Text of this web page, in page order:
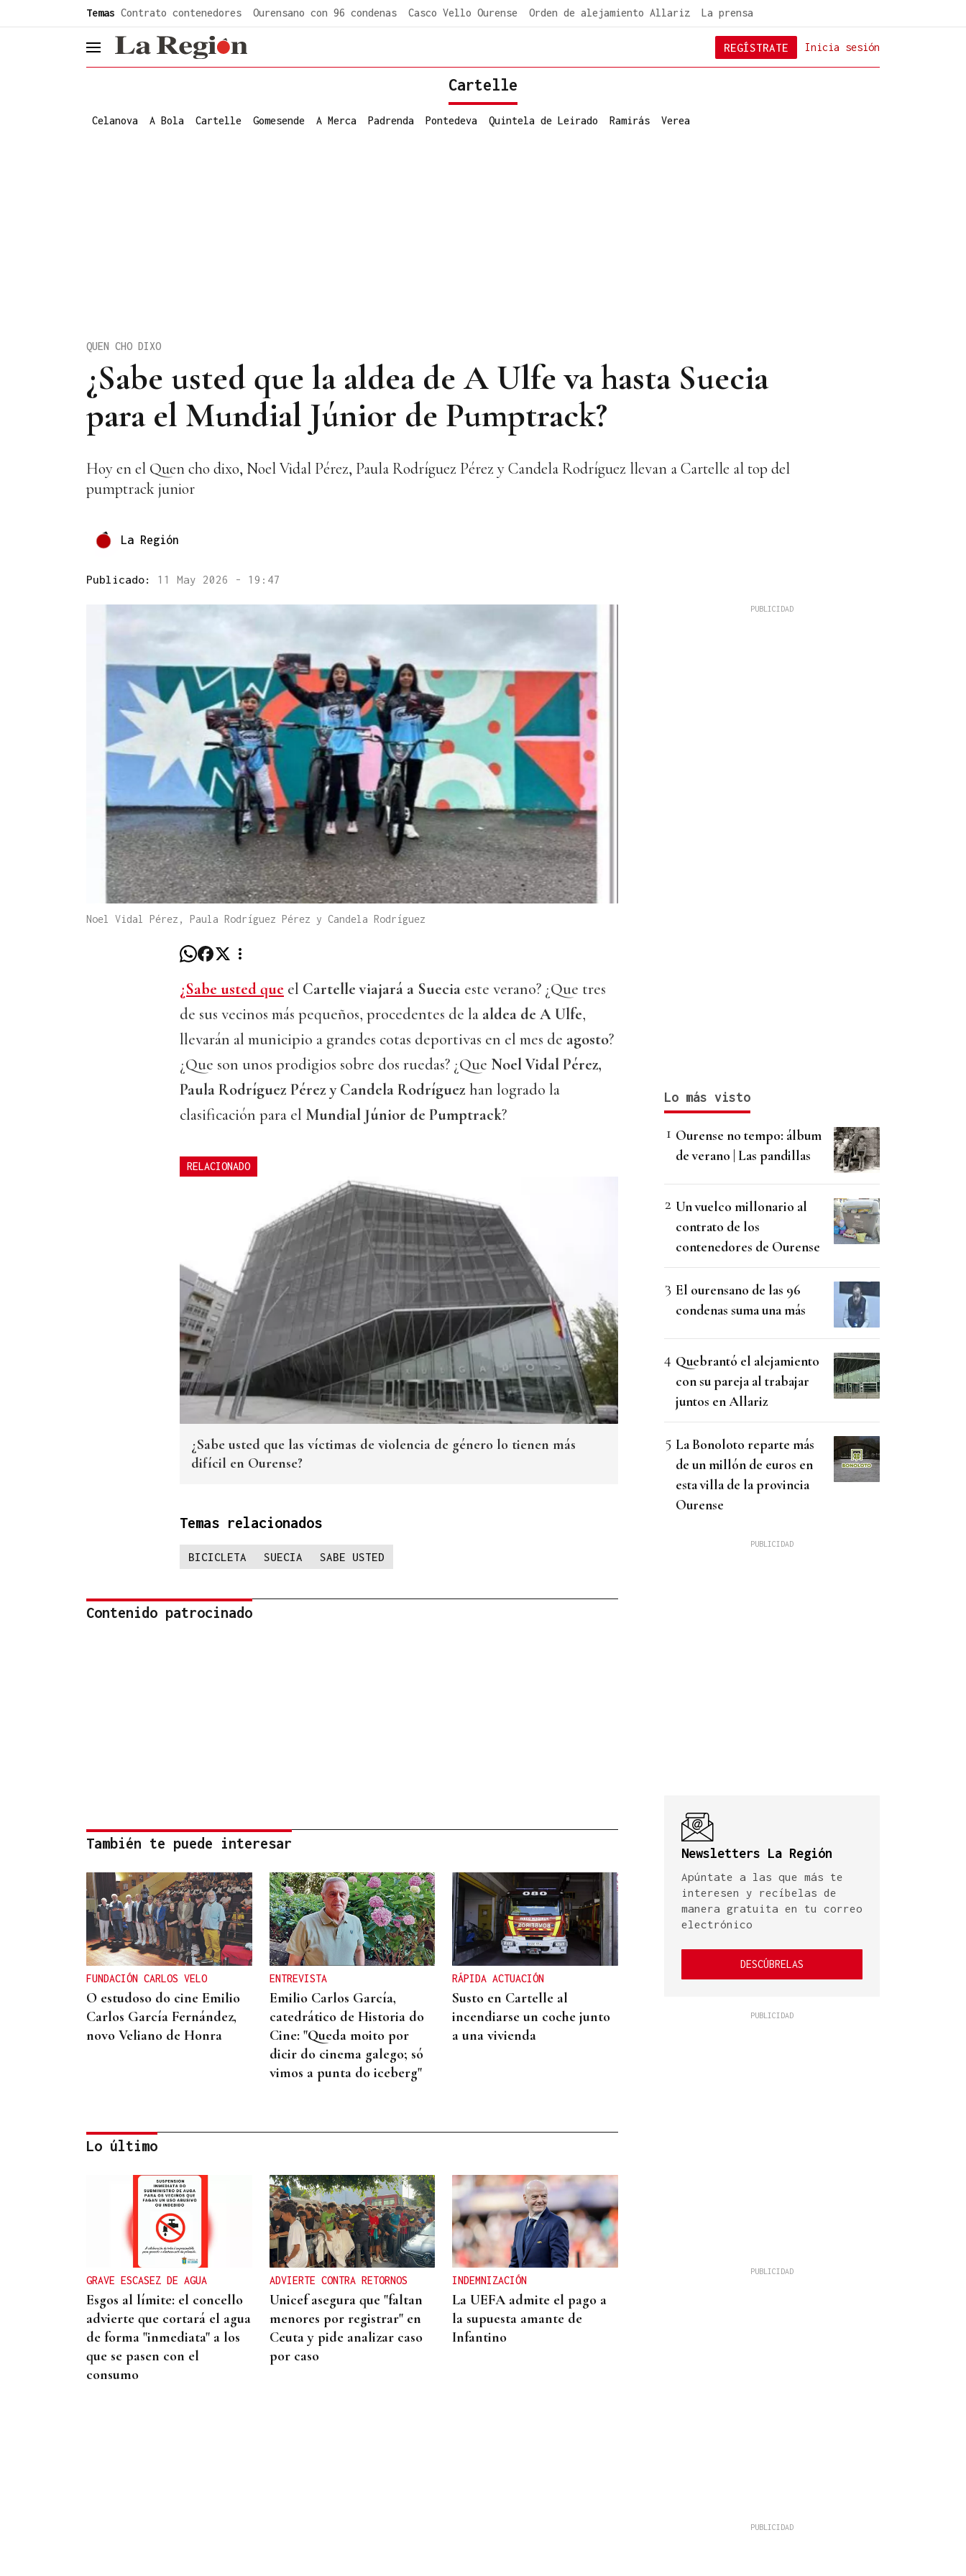
Temas Contrato contenedores Ourensano con 96 condenas Casco Vello Ourense Orden de alejamiento Allariz La prensa
header.menu.open Inicia sesión
REGÍSTRATE
Cartelle
Celanova A Bola Cartelle Gomesende A Merca Padrenda Pontedeva Quintela de Leirado Ramirás Verea
¿Sabe usted que la aldea de A Ulfe va hasta Suecia
para el Mundial Júnior de Pumptrack?
QUEN CHO DIXO
Hoy en el Quen cho dixo, Noel Vidal Pérez, Paula Rodríguez Pérez y Candela Rodríguez llevan a Cartelle al top del
pumptrack junior
La Región
Publicado: 11 May 2026 - 19:47
Noel Vidal Pérez, Paula Rodríguez Pérez y Candela Rodríguez
¿Sabe usted que el Cartelle viajará a Suecia este verano? ¿Que tres
de sus vecinos más pequeños, procedentes de la aldea de A Ulfe,
llevarán al municipio a grandes cotas deportivas en el mes de agosto?
¿Que son unos prodigios sobre dos ruedas? ¿Que Noel Vidal Pérez,
Paula Rodríguez Pérez y Candela Rodríguez han logrado la
clasificación para el Mundial Júnior de Pumptrack?
RELACIONADO
¿Sabe usted que las víctimas de violencia de género lo tienen más
difícil en Ourense?
Temas relacionados
BICICLETA SUECIA SABE USTED
Contenido patrocinado
También te puede interesar
FUNDACIÓN CARLOS VELO
O estudoso do cine Emilio
Carlos García Fernández,
novo Veliano de Honra
ENTREVISTA
Emilio Carlos García,
catedrático de Historia do
Cine: "Queda moito por
dicir do cinema galego; só
vimos a punta do iceberg"
RÁPIDA ACTUACIÓN
Susto en Cartelle al
incendiarse un coche junto
a una vivienda
QUEN CHO DIXO
¿Sabe usted que la
generación milennial no
reconocería este objeto en
el Concello de Cartelle?
Lo último
GRAVE ESCASEZ DE AGUA
Esgos al límite: el concello
advierte que cortará el agua
de forma "inmediata" a los
que se pasen con el
consumo
ADVIERTE CONTRA RETORNOS
Unicef asegura que "faltan
menores por registrar" en
Ceuta y pide analizar caso
por caso
INDEMNIZACIÓN
La UEFA admite el pago a
la supuesta amante de
Infantino
Lo más visto
Ourense no tempo: álbum
de verano | Las pandillas
Un vuelco millonario al
contrato de los
contenedores de Ourense
El ourensano de las 96
condenas suma una más
Quebrantó el alejamiento
con su pareja al trabajar
juntos en Allariz
La Bonoloto reparte más
de un millón de euros en
esta villa de la provincia
Ourense
Newsletters La Región
Apúntate a las que más te
interesen y recíbelas de
manera gratuita en tu correo
electrónico
DESCÚBRELAS